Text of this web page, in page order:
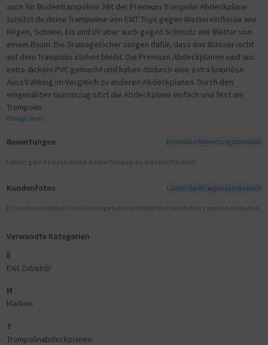
auch für Bodentrampoline. Mit der Premium Trampolin Abdeckplane
schützt du deine Trampoline von EXIT Toys gegen Wettereinflüsse wie
Regen, Schnee, Eis und UV aber auch gegen Schmutz wie Blätter von
einem Baum. Die Drainagelöcher sorgen dafür, dass das Wasser nicht
auf dem Trampolin stehen bleibt. Die Premium Abdeckplanen sind aus
extra dickem PVC gemacht und haben dadurch eine extra luxuriöse
Ausstrahlung im Vergleich zu anderen Abdeckplanen. Durch den
eingenähten Gummizug sitzt die Abdeckplane einfach und fest am
Trampolin.
Weniger lesen
Bewertungen Eine neue Bewertung schreiben
Leider gibt es noch keine Bewertungen zu diesem Produkt
Kundenfotos Laden Sie Ihr eigenes Foto hoch
Es sind noch keine Fotos hochgeladen worden! Kundenfotos zuerst hochladen
Verwandte Kategorien
E
Exit Zubehör
M
Marken
T
Trampolinabdeckplanen